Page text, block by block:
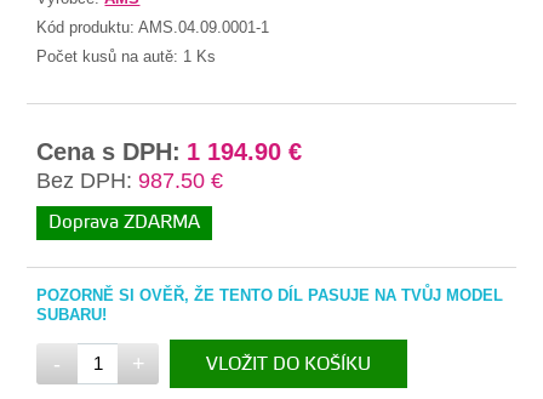
Kód produktu:AMS.04.09.0001-1
Počet kusů na autě: 1 Ks
Cena s DPH: 1 194.90 €
Bez DPH: 987.50 €
Doprava ZDARMA
POZORNĚ SI OVĚŘ, ŽE TENTO DÍL PASUJE NA TVŮJ MODEL
SUBARU!
- + VLOŽIT DO KOŠÍKU